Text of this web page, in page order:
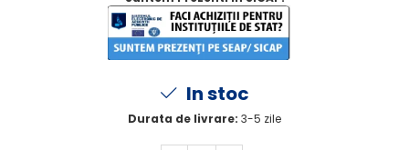
In stoc
Durata de livrare: 3-5 zile